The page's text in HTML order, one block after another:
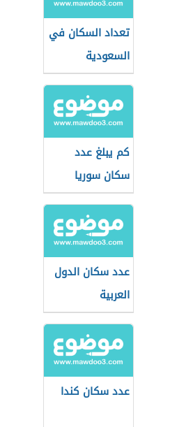
تعداد السكان في
السعودية
كم يبلغ عدد
سكان سوريا
عدد سكان الدول
العربية
عدد سكان كندا